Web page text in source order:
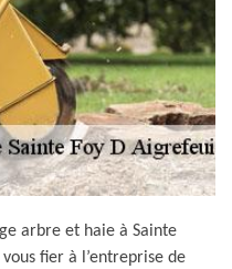
arbre et haie à Sainte
fier à l’entreprise de